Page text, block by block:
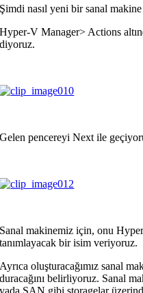
Şimdi nasıl yeni bir sanal makine
Hyper-V Manager> Actions
diyoruz.
Gelen pencereyi Next ile
Sanal makinemiz için, onu
tanımlayacak bir isim veriyoruz.
Ayrıca oluşturacağımız sanal
duracağını belirliyoruz. Sanal
yada SAN gibi storagelar